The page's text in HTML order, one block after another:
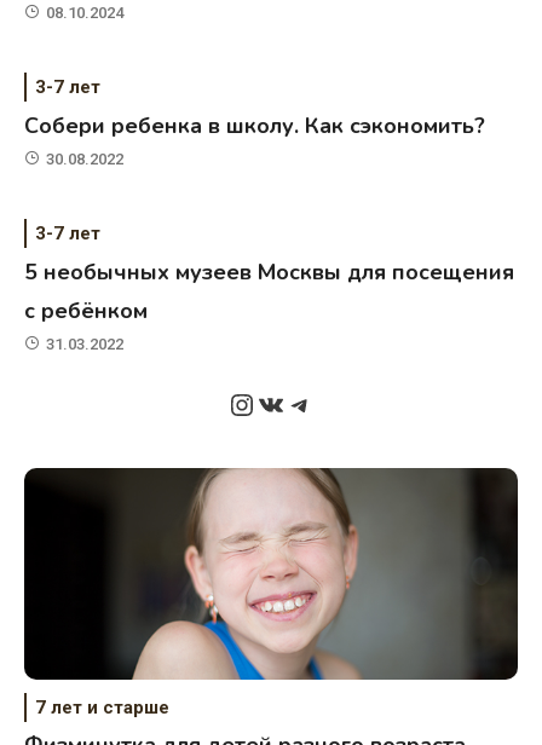
08.10.2024
3-7 лет
Собери ребенка в школу. Как сэкономить?
30.08.2022
3-7 лет
5 необычных музеев Москвы для посещения
с ребёнком
31.03.2022
Instagram
ВКонтакте
Telegram
7 лет и старше